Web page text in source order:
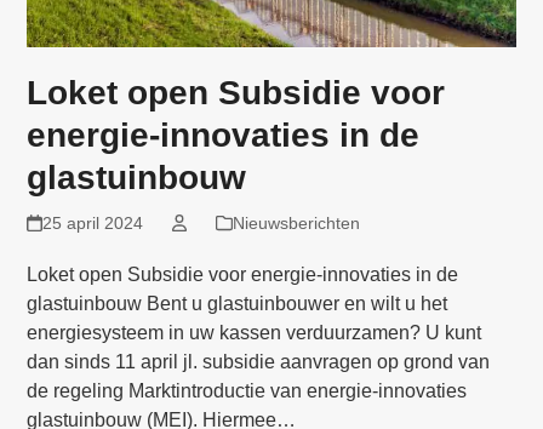
Loket open Subsidie voor
energie-innovaties in de
glastuinbouw
25 april 2024 Nieuwsberichten
Loket open Subsidie voor energie-innovaties in de
glastuinbouw Bent u glastuinbouwer en wilt u het
energiesysteem in uw kassen verduurzamen? U kunt
dan sinds 11 april jl. subsidie aanvragen op grond van
de regeling Marktintroductie van energie-innovaties
glastuinbouw (MEI). Hiermee…